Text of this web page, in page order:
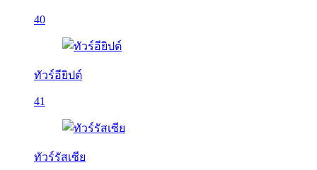
40
ทัวร์อียิปต์
41
ทัวร์รัสเซีย